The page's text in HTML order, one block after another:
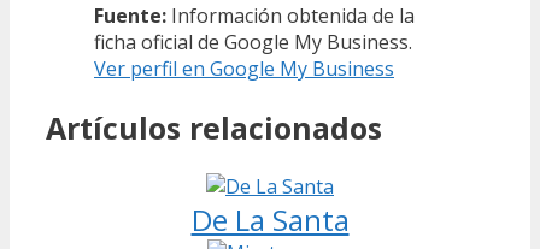
Fuente: Información obtenida de la
ficha oficial de Google My Business.
Ver perfil en Google My Business
Artículos relacionados
De La Santa